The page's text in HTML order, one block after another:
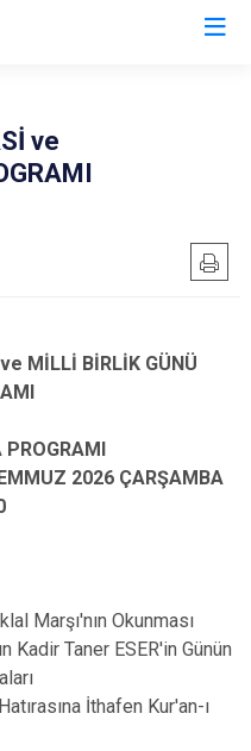
Menemen
Tire
Urla
Bayraklı
ve
MİLLİ BİRLİK GÜNÜ
2026 ÇARŞAMBA
Okunması
Taner ESER'in Günün
İthafen Kur'an-ı